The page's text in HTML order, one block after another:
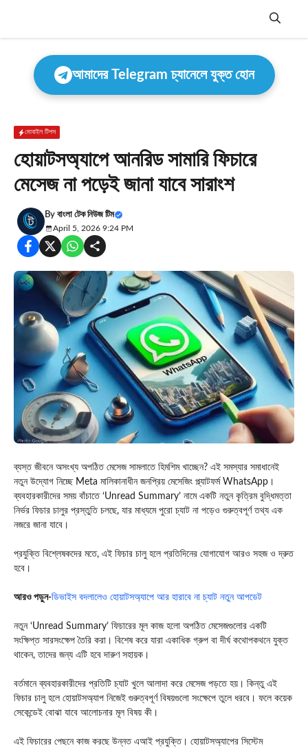
Menu
আমাদের Telegram চ্যানেলে যুক্ত হোন
মোবাইল টিপস
হোয়াটসঅ্যাপে আনরিড সামারি ফিচারে
মেসেজ না পড়েই জানা যাবে সারাংশ
By বাংলা টেক নিউজ টিম
April 5, 2026 9:24 PM
ব্যস্ত জীবনে অসংখ্য অপঠিত মেসেজ সামলাতে হিমশিম খাচ্ছেন? এই সমস্যার সমাধানেই
নতুন উদ্যোগ নিচ্ছে Meta মালিকানাধীন জনপ্রিয় মেসেজিং প্ল্যাটফর্ম WhatsApp ।
ব্যবহারকারীদের সময় বাঁচাতে ‘Unread Summary’ নামে একটি নতুন কৃত্রিম বুদ্ধিমত্তা
নির্ভর ফিচার চালুর প্রস্তুতি চলছে, যার মাধ্যমে পুরো চ্যাট না পড়েও গুরুত্বপূর্ণ তথ্য এক
নজরে জানা যাবে।
প্রযুক্তি বিশ্লেষকদের মতে, এই ফিচার চালু হলে প্রতিদিনের যোগাযোগ আরও সহজ ও দ্রুত
হবে।
আরও পড়ুন-ডিভাইস বদলালেও হোয়াটসঅ্যাপে আর হারাবে না চ্যাট নতুন আপডেট
নতুন ‘Unread Summary’ ফিচারের মূল কাজ হলো অপঠিত মেসেজগুলোর একটি
সংক্ষিপ্ত সারসংক্ষেপ তৈরি করা। বিশেষ করে যারা একাধিক গ্রুপ বা দীর্ঘ কথোপকথনে যুক্ত
থাকেন, তাদের জন্য এটি হবে দারুণ সহায়ক।
বর্তমানে ব্যবহারকারীদের প্রতিটি চ্যাট খুলে আলাদা করে মেসেজ পড়তে হয়। কিন্তু এই
ফিচার চালু হলে হোয়াটসঅ্যাপ নিজেই গুরুত্বপূর্ণ বিষয়গুলো সংক্ষেপে তুলে ধরবে। ফলে কয়েক
সেকেন্ডেই বোঝা যাবে আলোচনার মূল বিষয় কী।
এই ফিচারের পেছনে কাজ করছে উন্নত এআই প্রযুক্তি। হোয়াটসঅ্যাপের সিস্টেম